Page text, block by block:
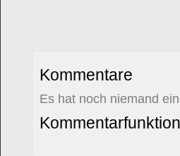
Kommentare
Es hat noch niemand